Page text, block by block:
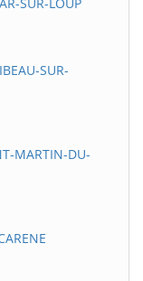
SUR-
MARTIN-DU-